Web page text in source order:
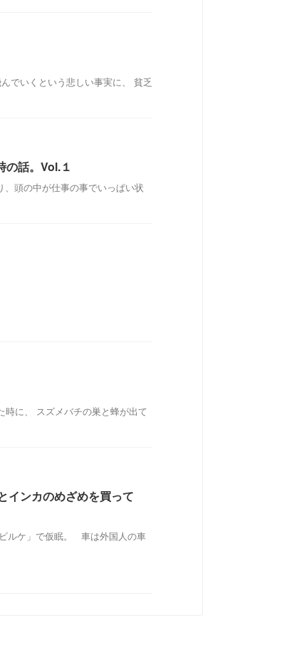
でいくという悲しい事実に、 貧乏
の話。Vol.１
頭の中が仕事の事でいっぱい状
に、 スズメバチの巣と蜂が出て
インカのめざめを買って
ルケ」で仮眠。 車は外国人の車